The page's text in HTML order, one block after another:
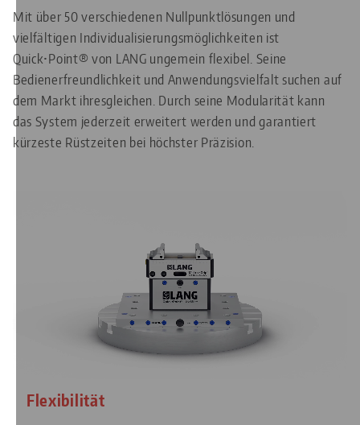
Mit über 50 verschiedenen Nullpunktlösungen und
vielfältigen Individualisierungsmöglichkeiten ist
Quick•Point® von LANG ungemein flexibel. Seine
Bedienerfreundlichkeit und Anwendungsvielfalt suchen auf
dem Markt ihresgleichen. Durch seine Modularität kann
das System jederzeit erweitert werden und garantiert
kürzeste Rüstzeiten bei höchster Präzision.
Flexibilität